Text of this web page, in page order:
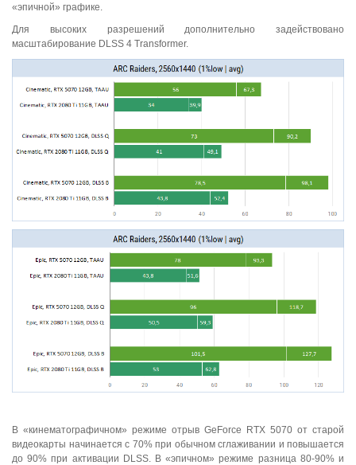
«эпичной» графике.
Для высоких разрешений дополнительно задействовано
масштабирование DLSS 4 Transformer.
В «кинематографичном» режиме отрыв GeForce RTX 5070 от старой
видеокарты начинается с 70% при обычном сглаживании и повышается
до 90% при активации DLSS. В «эпичном» режиме разница 80-90% и